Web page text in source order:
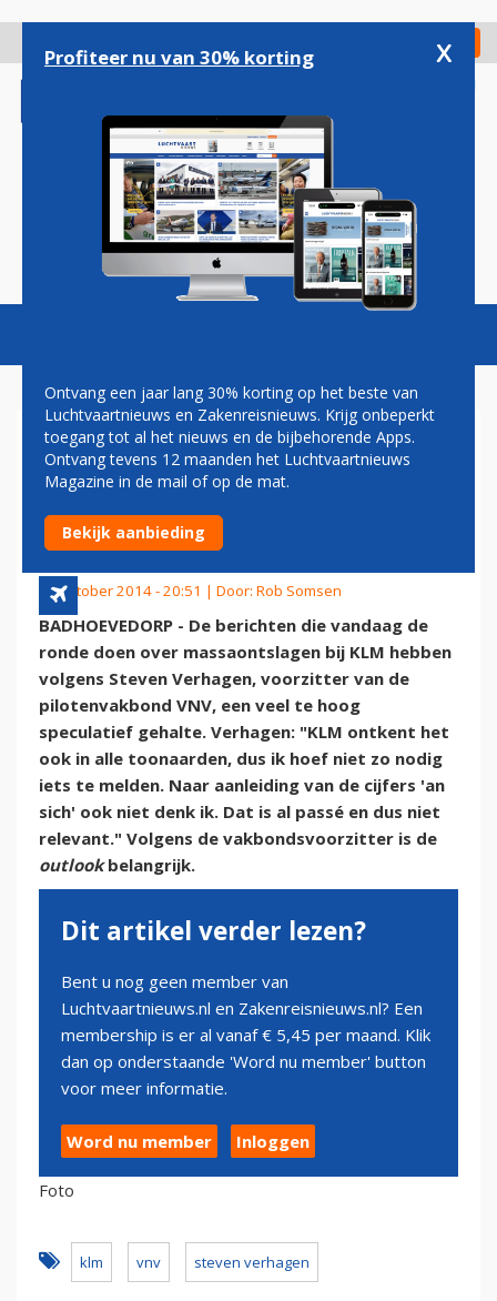
gaan
Check in
Magazine Podcasts Vacatures
'ONTSLAGEN KLM VEEL TE
HOOG SPECULATIEF
GEHALTE'
28 oktober 2014 - 20:51 | Door: Rob Somsen
BADHOEVEDORP - De berichten die vandaag de
ronde doen over massaontslagen bij KLM hebben
volgens Steven Verhagen, voorzitter van de
pilotenvakbond VNV, een veel te hoog
speculatief gehalte. Verhagen: "KLM ontkent het
ook in alle toonaarden, dus ik hoef niet zo nodig
iets te melden. Naar aanleiding van de cijfers 'an
sich' ook niet denk ik. Dat is al passé en dus niet
relevant." Volgens de vakbondsvoorzitter is de
outlookbelangrijk.
Dit artikel verder lezen?
Bent u nog geen member van
Luchtvaartnieuws.nl en Zakenreisnieuws.nl? Een
membership is er al vanaf € 5,45 per maand. Klik
dan op onderstaande 'Word nu member' button
voor meer informatie.
Word nu member Inloggen
Foto
klm vnv steven verhagen
Profiteer nu van 30% korting x
Ontvang een jaar lang 30% korting op het beste van
Luchtvaartnieuws en Zakenreisnieuws. Krijg onbeperkt
toegang tot al het nieuws en de bijbehorende Apps.
Ontvang tevens 12 maanden het Luchtvaartnieuws
Magazine in de mail of op de mat.
Bekijk aanbieding